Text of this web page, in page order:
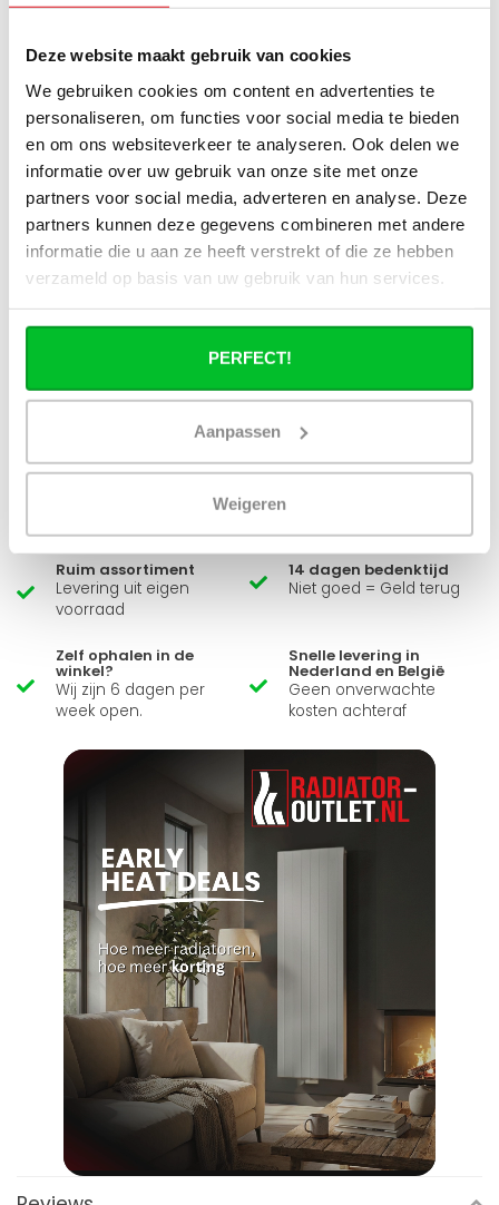
Deze website maakt gebruik van cookies
We gebruiken cookies om content en advertenties te
personaliseren, om functies voor social media te bieden
en om ons websiteverkeer te analyseren. Ook delen we
informatie over uw gebruik van onze site met onze
partners voor social media, adverteren en analyse. Deze
partners kunnen deze gegevens combineren met andere
informatie die u aan ze heeft verstrekt of die ze hebben
verzameld op basis van uw gebruik van hun services.
PERFECT!
Aanpassen
Weigeren
Wat voor vloeistof zit er in de elektrische
Hoe bereken in de benodigde capaciteit
voor mijn ruimte?
Kan ik de elektrische radiator later ook
als een cv radiator gebruiken?
Verbruikt een elektrische
handdoekradiator veel stroom?
Heb je een vraag over dit product ?
Simon helpt je graag en kan al je vragen beantwoorden.
Ruim assortiment
Levering uit eigen
voorraad
14 dagen bedenktijd
Niet goed = Geld terug
Zelf ophalen in de
winkel?
Wij zijn 6 dagen per
week open.
Snelle levering in
Nederland en België
Geen onverwachte
kosten achteraf